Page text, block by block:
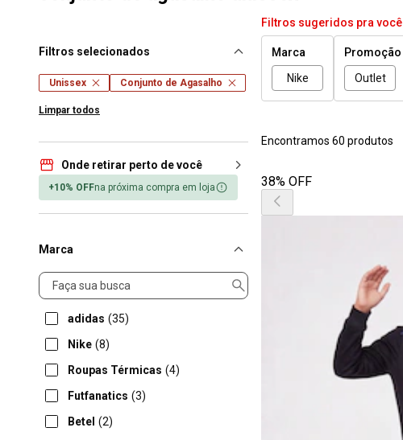
Filtros selecionados
Unissex Conjunto de Agasalho
Limpar todos
Onde retirar perto de você
+10% OFFna próxima compra em loja
Marca
Marca
adidas (35)
Nike (8)
Roupas Térmicas (4)
Futfanatics (3)
Betel (2)
Filtros sugeridos pra você
Marca
Nike
Promoção
Outlet
Encontramos 60 produtos
38% OFF